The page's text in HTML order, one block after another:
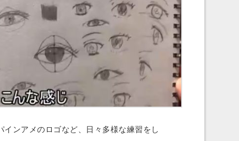
ンアメのロゴなど、日々多様な練習をし